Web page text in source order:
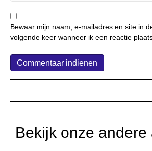
Bewaar mijn naam, e-mailadres en site in
volgende keer wanneer ik een reactie
Bekijk onze andere